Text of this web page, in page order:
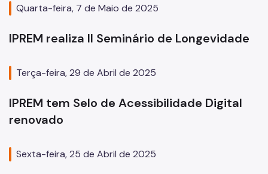
Quarta-feira, 7 de Maio de 2025
IPREM realiza II Seminário de Longevidade
Terça-feira, 29 de Abril de 2025
IPREM tem Selo de Acessibilidade Digital
renovado
Sexta-feira, 25 de Abril de 2025